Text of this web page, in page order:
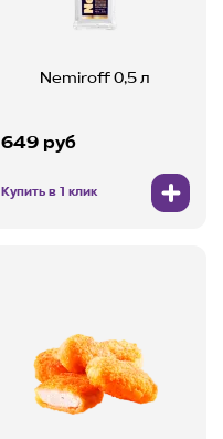
Nemiroff 0,5 л
649 руб
Купить в 1 клик